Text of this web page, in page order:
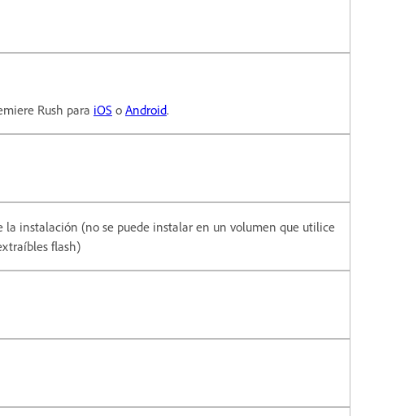
Rush para iOS o Android.
la instalación (no se puede instalar en un volumen que utilice
flash)